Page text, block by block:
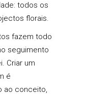
todos os
florais.
fazem todo
seguimento
Criar um
é
ao conceito,